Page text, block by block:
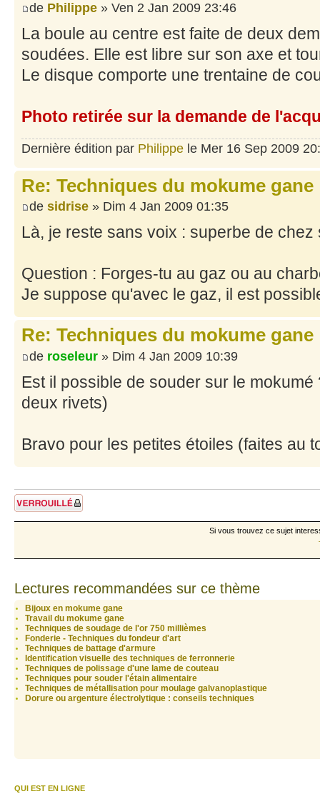
de Philippe » Ven 2 Jan 2009 23:46
La boule au centre est faite de deux
soudées. Elle est libre sur son axe et
Le disque comporte une trentaine de
Photo retirée sur la demande de
Dernière édition par Philippe le Mer 16 Sep 2009
Re: Techniques du mokume gane
de sidrise » Dim 4 Jan 2009 01:35
Là, je reste sans voix : superbe de chez
Question : Forges-tu au gaz ou au
Je suppose qu'avec le gaz, il est
Re: Techniques du mokume gane
de roseleur » Dim 4 Jan 2009 10:39
Est il possible de souder sur le
deux rivets)
Bravo pour les petites étoiles (faites au
Sujet verrouillé
Si vous trouvez ce sujet
Lectures recommandées sur ce thème
Bijoux en mokume gane
Travail du mokume gane
Techniques de soudage de l'or 750 millièmes
Fonderie - Techniques du fondeur d'art
Techniques de battage d'armure
Identification visuelle des techniques de ferronnerie
Techniques de polissage d'une lame de couteau
Techniques pour souder l'étain alimentaire
Techniques de métallisation pour moulage galvanoplastique
Dorure ou argenture électrolytique : conseils techniques
QUI EST EN LIGNE